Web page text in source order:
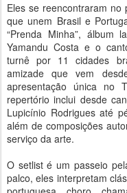
Eles se reencontraram
que unem Brasil e
“Prenda Minha”, álbum
Yamandu Costa e o
turnê por 11 cidades
amizade que vem
apresentação única no
repertório inclui desde
Lupicínio Rodrigues até
além de composições
serviço da arte.
O setlist é um passeio
palco, eles interpretam